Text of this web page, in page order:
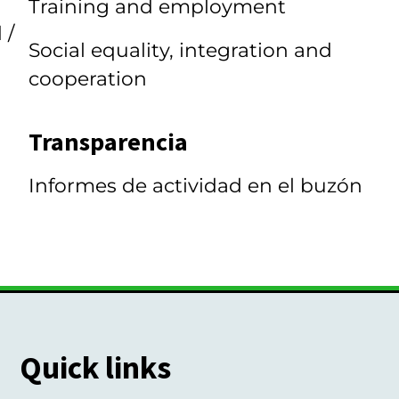
/
Training and employment
Social equality, integration and
cooperation
Transparencia
Informes de actividad en el buzón
Quick links